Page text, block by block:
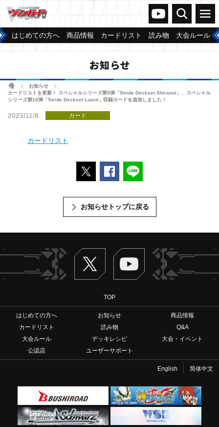
ヴァンガードch
検索 メニュー
はじめての方へ 商品情報 カードリスト 読み物 大会ルール
お知らせ
ホームお知らせ
カードリストを更新！ スペシャルシリーズ第9弾「Stride Deckset Shiranui」、スペシャル
シリーズ第10弾「Stride Deckset Luard」収録カードを追加しました！
2023/11/8 カード
カードリスト
ポストするFacebookでシェアする
お知らせトップに戻る
Twitter ヴァンガードch
TOP
はじめての方へ お知らせ
商品情報
カードリスト
読み物
Q&A
大会ルール
デッキレシピ
大会・イベント
公認店
ユーザーサポート
English 简体中文